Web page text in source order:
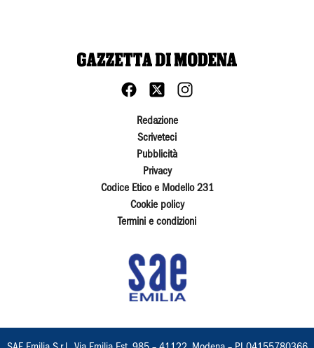
Redazione
Scriveteci
Pubblicità
Privacy
Codice Etico e Modello 231
Cookie policy
Termini e condizioni